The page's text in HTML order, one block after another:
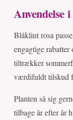
Anvendelse
Blåklint rosa
engagtige
tiltrækker
værdifuldt tilskud
Planten så sig
tilbage år efter år